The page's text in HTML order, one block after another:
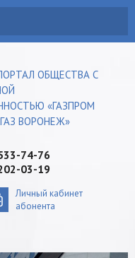
ОБЩЕСТВА С
«ГАЗПРОМ
ВОРОНЕЖ»
74-76
03-19
Личный кабинет
абонента